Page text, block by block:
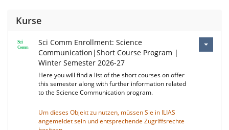
Kurse
Sci Comm Enrollment: Science
Communication|Short Course Program |
Winter Semester 2026-27
Here you will find a list of the short courses on offer
this semester along with further information related
to the Science Communication program.
Um dieses Objekt zu nutzen, müssen Sie in ILIAS
angemeldet sein und entsprechende Zugriffsrechte